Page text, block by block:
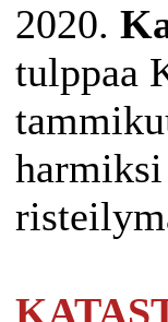
2020.
tulppaa